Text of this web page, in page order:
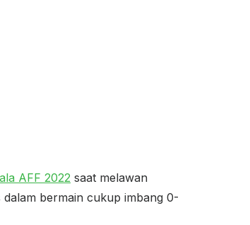
AFF 2022 saat melawan
bermain cukup imbang 0-